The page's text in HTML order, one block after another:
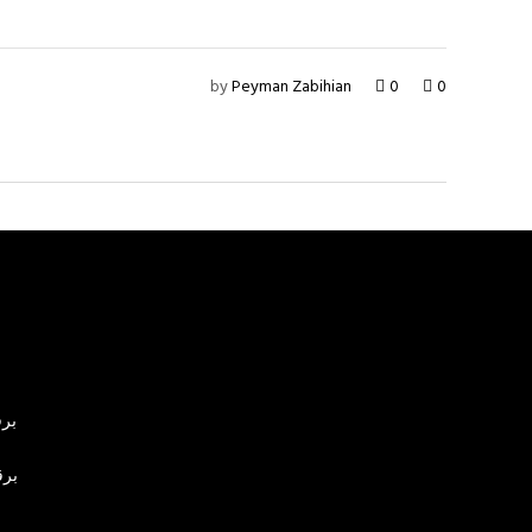
byPeyman Zabihian 0 0